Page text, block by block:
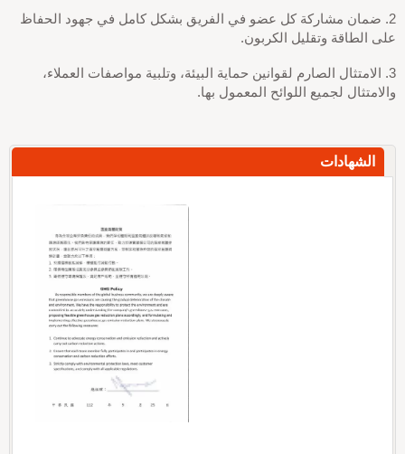
2. ضمان مشاركة كل عضو في الفريق بشكل كامل في جهود الحفاظ
على الطاقة وتقليل الكربون.
3. الامتثال الصارم لقوانين حماية البيئة، وتلبية مواصفات العملاء،
والامتثال لجميع اللوائح المعمول بها.
الشهادات